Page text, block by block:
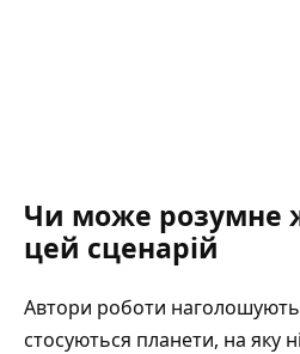
Чи може розумне
цей сценарій
Автори роботи наголошують:
стосуються планети, на яку